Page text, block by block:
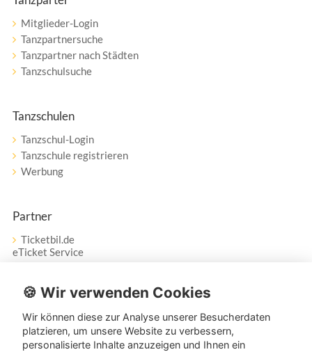
Mitglieder-Login
Tanzpartnersuche
Tanzpartner nach Städten
Tanzschulsuche
Tanzschulen
Tanzschul-Login
Tanzschule registrieren
Werbung
Partner
Ticketbil.de
eTicket Service
Vertrag widerrufen
Service
🍪 Wir verwenden Cookies
Wir können diese zur Analyse unserer Besucherdaten
platzieren, um unsere Website zu verbessern,
personalisierte Inhalte anzuzeigen und Ihnen ein